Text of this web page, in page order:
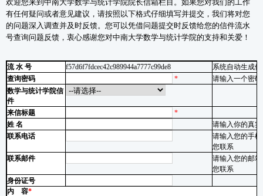
有任何疑问或者意见建议，请按照以下格式仔细填写并提交，我们将对您
的问题深入调查并及时反馈。您可以凭借问题提交时反馈给您的信件流水
号查询问题反馈，衷心感谢您对中南大学数学与统计学院的支持和关爱！
流 水 号 f57d6f7fdcec42c989944a7777c99de8
系统自动生成
查询密码
*
请输入一个密
数学与统计学院信
件
来信标题
*
姓 名
请输入你的真
联系电话
请输入您的手
您联系
联系邮件
请输入您的邮
您联系
身份证号
内 容*